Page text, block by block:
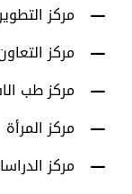
مركز
مركز
مركز طب
مركز المرأة
مركز